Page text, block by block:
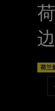
荷兰